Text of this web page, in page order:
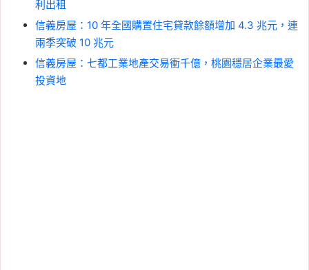
利出租
信義房屋：10 年全國購置住宅貸款餘額增加 4.3 兆元，連
兩季突破 10 兆元
信義房屋：七都工業地產交易衝千億，桃園穩居企業最愛
投資地